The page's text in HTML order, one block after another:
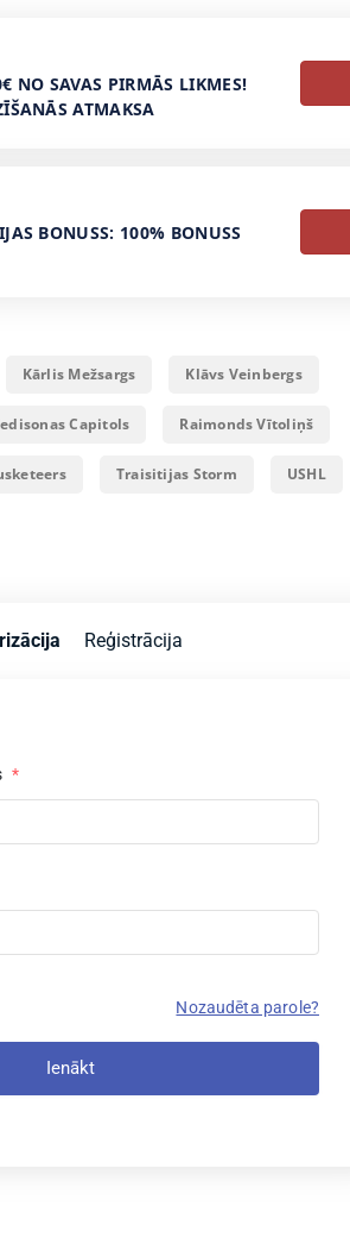
NO SAVAS PIRMĀS LIKMES!
ATMAKSA
BONUSS: 100% BONUSS
Kārlis Mežsargs Klāvs Veinbergs
Capitols Raimonds Vītoliņš
Traisitijas Storm USHL
Reģistrācija
*
Nozaudēta parole?
Ienākt